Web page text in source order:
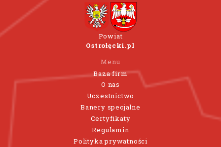
Powiat
Ostrołęcki.pl
Menu
Baza firm
O nas
Uczestnictwo
Banery specjalne
Certyfikaty
Regulamin
Polityka prywatności